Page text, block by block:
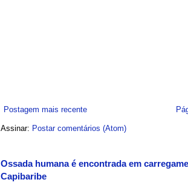
Postagem mais recente
Assinar: Postar comentários (Atom)
Ossada humana é encontrada em
Capibaribe